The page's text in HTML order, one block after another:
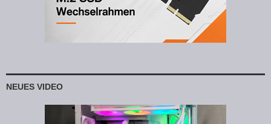
NEUES VIDEO